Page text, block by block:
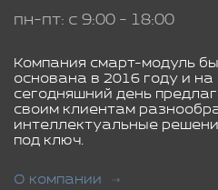
пн-пт: с 9:00 - 18:00
Компания смарт-модуль
основана в 2016 году и на
сегодняшний день
своим клиентам
интеллектуальные
под ключ.
О компании